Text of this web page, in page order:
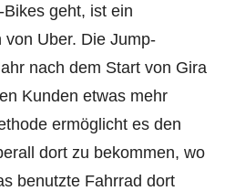
geht, ist ein
Uber. Die Jump-
nach dem Start von Gira
Kunden etwas mehr
ermöglicht es den
dort zu bekommen, wo
benutzte Fahrrad dort